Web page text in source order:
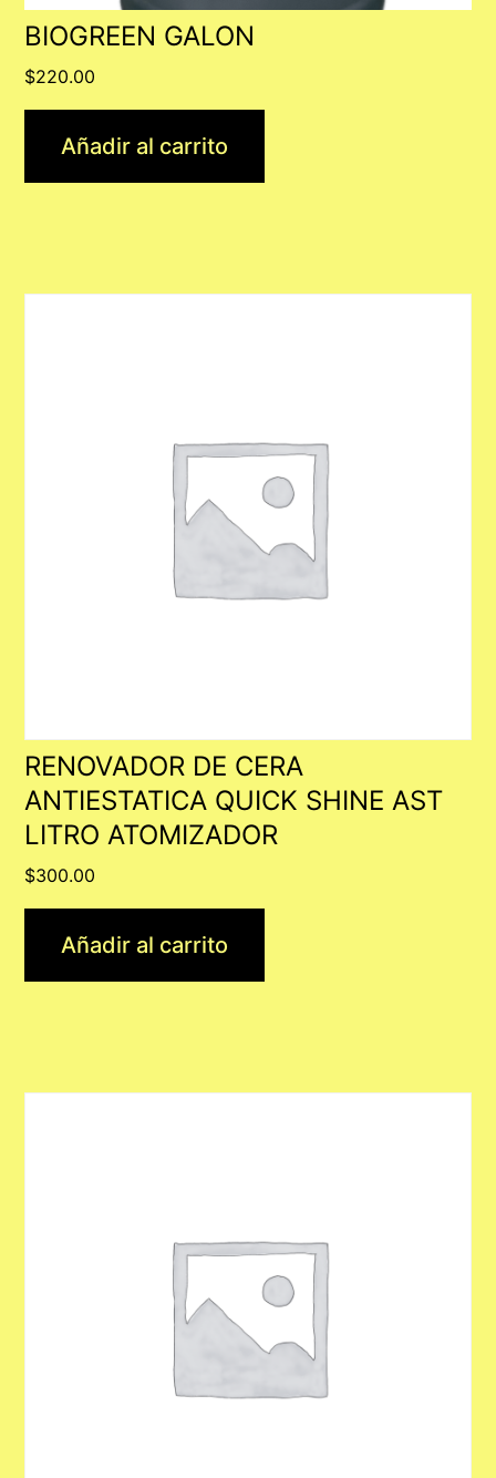
BIOGREEN GALON
$220.00
Añadir al carrito
RENOVADOR DE CERA
ANTIESTATICA QUICK SHINE AST
LITRO ATOMIZADOR
$300.00
Añadir al carrito